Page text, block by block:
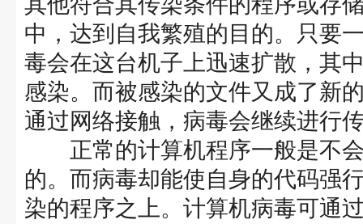
中，达到自我繁殖的目的。只要
毒会在这台机子上迅速扩散，其
感染。而被感染的文件又成了新
通过网络接触，病毒会继续进行
正常的计算机程序一般是不会
的。而病毒却能使自身的代码强
染的程序之上。计算机病毒可通